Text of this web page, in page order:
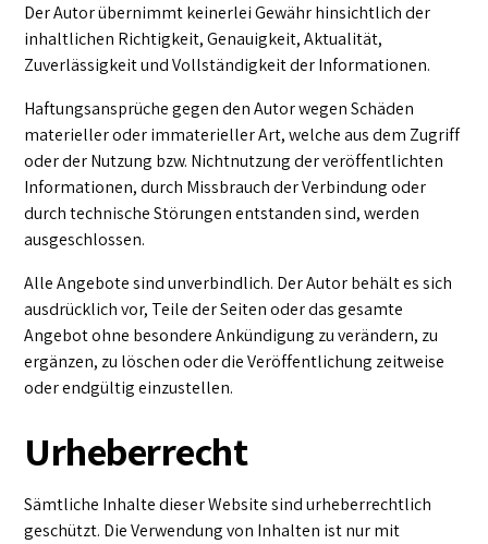
Der Autor übernimmt keinerlei Gewähr hinsichtlich der
inhaltlichen Richtigkeit, Genauigkeit, Aktualität,
Zuverlässigkeit und Vollständigkeit der Informationen.
Haftungsansprüche gegen den Autor wegen Schäden
materieller oder immaterieller Art, welche aus dem Zugriff
oder der Nutzung bzw. Nichtnutzung der veröffentlichten
Informationen, durch Missbrauch der Verbindung oder
durch technische Störungen entstanden sind, werden
ausgeschlossen.
Alle Angebote sind unverbindlich. Der Autor behält es sich
ausdrücklich vor, Teile der Seiten oder das gesamte
Angebot ohne besondere Ankündigung zu verändern, zu
ergänzen, zu löschen oder die Veröffentlichung zeitweise
oder endgültig einzustellen.
Urheberrecht
Sämtliche Inhalte dieser Website sind urheberrechtlich
geschützt. Die Verwendung von Inhalten ist nur mit